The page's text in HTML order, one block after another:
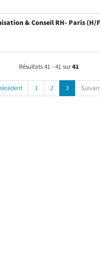
& Conseil RH- Paris (H/
Résultats 41 - 41 sur41
1 2 3